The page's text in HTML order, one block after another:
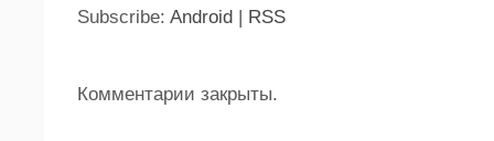
Subscribe: Android | RSS
Комментарии закрыты.